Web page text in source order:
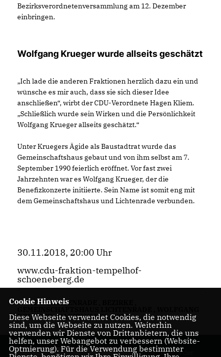
Bezirksverordnetenversammlung am 12. Dezember
einbringen.
Wolfgang Krueger wurde allseits geschätzt
Ich lade die anderen Fraktionen herzlich dazu ein und
wünsche es mir auch, dass sie sich dieser Idee
anschließen“, wirbt der CDU-Verordnete Hagen Kliem.
Schließlich wurde sein Wirken und die Persönlichkeit
Wolfgang Krueger allseits geschätzt.“
Unter Kruegers Ägide als Baustadtrat wurde das
Gemeinschaftshaus gebaut und von ihm selbst am 7.
September 1990 feierlich eröffnet. Vor fast zwei
Jahrzehnten war es Wolfgang Krueger, der die
Benefizkonzerte initiierte. Sein Name ist somit eng mit
dem Gemeinschaftshaus und Lichtenrade verbunden.
30.11.2018, 20:00 Uhr
www.cdu-fraktion-tempelhof-
schoeneberg.de
CDU LICHTENRADE
KRUEGER,HAGEN KLIEM,2018
Internetseite der
Cookie Hinweis
Diese Webseite verwendet Cookies, die notwendig
sind, um die Webseite zu nutzen. Weiterhin
verwenden wir Dienste von Drittanbietern, die uns
helfen, unser Webangebot zu verbessern (Website-
Optmierung). Für die Verwendung bestimmter